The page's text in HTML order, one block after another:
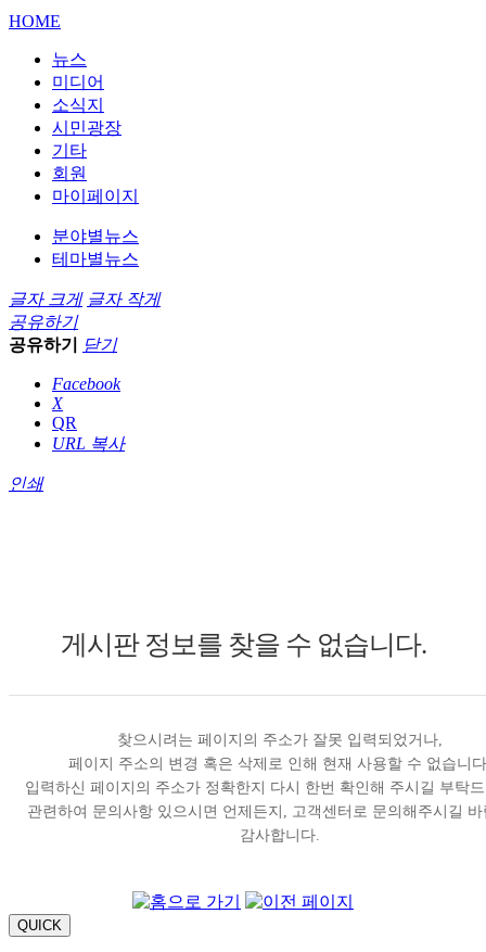
HOME
뉴스
미디어
소식지
시민광장
기타
회원
마이페이지
분야별뉴스
테마별뉴스
글자 크게 글자 작게
공유하기
공유하기
닫기
Facebook
X
QR
URL 복사
인쇄
게시판 정보를 찾을 수 없습니다.
찾으시려는 페이지의 주소가 잘못 입력되었거나,
페이지 주소의 변경 혹은 삭제로 인해 현재 사용할 수 없습니
입력하신 페이지의 주소가 정확한지 다시 한번 확인해 주시길 부탁
관련하여 문의사항 있으시면 언제든지, 고객센터로 문의해주시길
감사합니다.
QUICK